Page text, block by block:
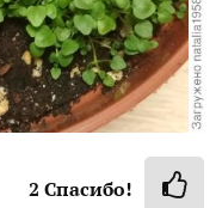
2 Спасибо!